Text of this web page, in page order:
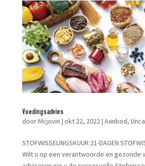
Voedingsadvies
doorMcjovin | okt 22, 2022| Aanbod,
STOFWISSELINGSKUUR 21-DAGEN
Wilt u op een verantwoorde en gezonde